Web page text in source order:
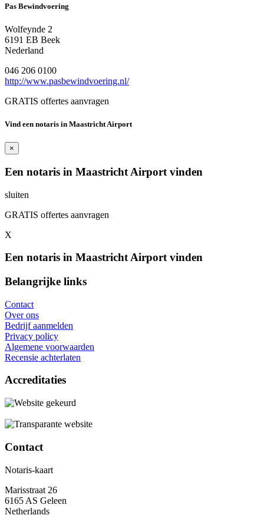
Pas Bewindvoering
Wolfeynde 2
6191 EB Beek
Nederland
046 206 0100
http://www.pasbewindvoering.nl/
GRATIS offertes aanvragen
Vind een notaris in Maastricht Airport
×
Een notaris in Maastricht Airport vinden
sluiten
GRATIS offertes aanvragen
X
Een notaris in Maastricht Airport vinden
Belangrijke links
Contact
Over ons
Bedrijf aanmelden
Privacy policy
Algemene voorwaarden
Recensie achterlaten
Accreditaties
Contact
Notaris-kaart
Marisstraat 26
6165 AS Geleen
Netherlands